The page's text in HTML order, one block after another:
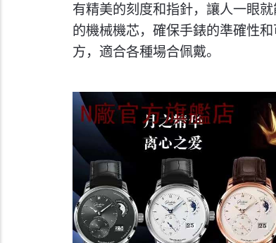
有精美的刻度和指針，讓人一眼
的機械機芯，確保手錶的準確性
方，適合各種場合佩戴。